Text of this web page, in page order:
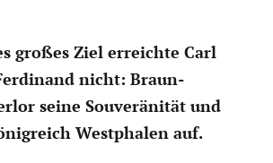
großes Ziel erreichte Carl
nicht: Braun­
seine Souve­rä­nität und
Westphalen auf.